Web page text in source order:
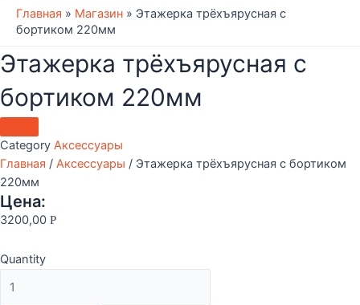
Главная » Магазин » Этажерка трёхъярусная с
бортиком 220мм
Этажерка трёхъярусная с
бортиком 220мм
Category Аксессуары
Главная / Аксессуары / Этажерка трёхъярусная с бортиком
220мм
Цена:
3200,00 Р
Quantity
товара